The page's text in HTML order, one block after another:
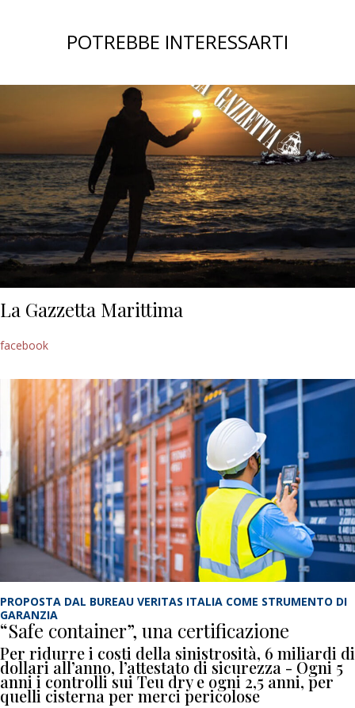
POTREBBE INTERESSARTI
La Gazzetta Marittima
facebook
PROPOSTA DAL BUREAU VERITAS ITALIA COME STRUMENTO DI
GARANZIA
“Safe container”, una certificazione
Per ridurre i costi della sinistrosità, 6 miliardi di
dollari all’anno, l’attestato di sicurezza - Ogni 5
anni i controlli sui Teu dry e ogni 2,5 anni, per
quelli cisterna per merci pericolose